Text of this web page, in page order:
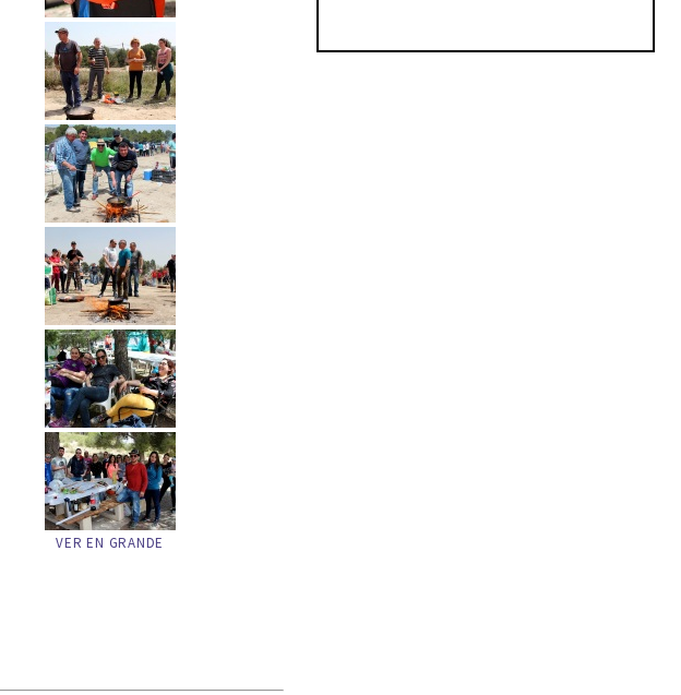
VER EN GRANDE